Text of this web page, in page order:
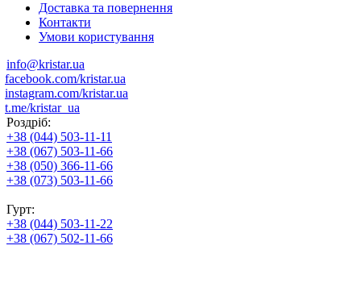
Доставка та повернення
Контакти
Умови користування
info@kristar.ua
facebook.com/kristar.ua
instagram.com/kristar.ua
t.me/kristar_ua
Роздріб:
+38 (044) 503-11-11
+38 (067) 503-11-66
+38 (050) 366-11-66
+38 (073) 503-11-66
Гурт:
+38 (044) 503-11-22
+38 (067) 502-11-66